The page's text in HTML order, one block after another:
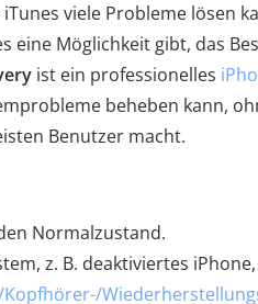
viele Probleme lösen
eine Möglichkeit gibt, das
ist ein professionelles
beheben kann,
Benutzer macht.
Normalzustand.
z. B. deaktiviertes